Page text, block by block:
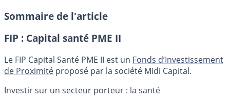
Sommaire de l'article
FIP : Capital santé PME II
Le FIP Capital Santé PME II est un Fonds d’Investissement
de Proximité proposé par la société Midi Capital.
Investir sur un secteur porteur : la santé